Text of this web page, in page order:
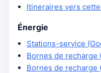
Itineraires vers
Énergie
Stations-service
Bornes de recharge
Bornes de recharge